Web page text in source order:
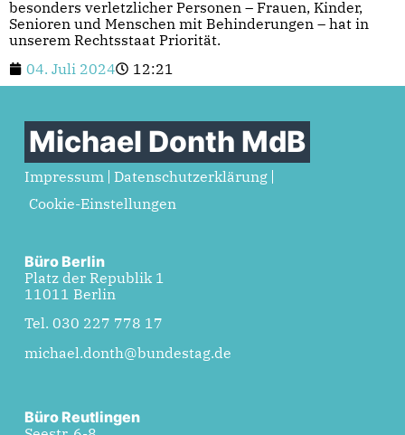
besonders verletzlicher Personen – Frauen, Kinder,
Senioren und Menschen mit Behinderungen – hat in
unserem Rechtsstaat Priorität.
04. Juli 2024
12:21
Michael Donth MdB
Impressum
Datenschutzerklärung
Cookie-Einstellungen
Büro Berlin
Platz der Republik 1
11011 Berlin
Tel. 030 227 778 17
michael.donth@bundestag.de
Büro Reutlingen